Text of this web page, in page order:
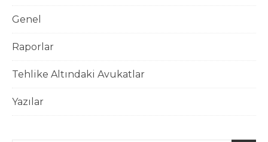
Genel
Raporlar
Tehlike Altındaki Avukatlar
Yazılar